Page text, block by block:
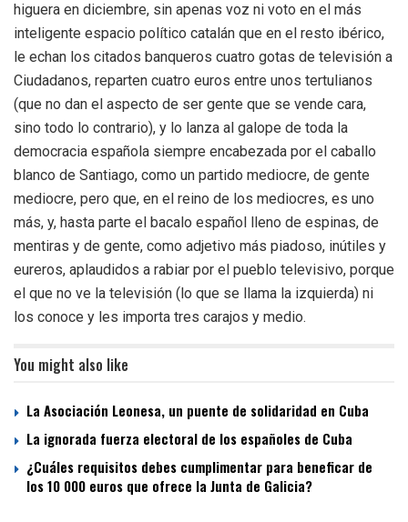
higuera en diciembre, sin apenas voz ni voto en el más
inteligente espacio político catalán que en el resto ibérico,
le echan los citados banqueros cuatro gotas de televisión a
Ciudadanos, reparten cuatro euros entre unos tertulianos
(que no dan el aspecto de ser gente que se vende cara,
sino todo lo contrario), y lo lanza al galope de toda la
democracia española siempre encabezada por el caballo
blanco de Santiago, como un partido mediocre, de gente
mediocre, pero que, en el reino de los mediocres, es uno
más, y, hasta parte el bacalo español lleno de espinas, de
mentiras y de gente, como adjetivo más piadoso, inútiles y
eureros, aplaudidos a rabiar por el pueblo televisivo, porque
el que no ve la televisión (lo que se llama la izquierda) ni
los conoce y les importa tres carajos y medio.
You might also like
La Asociación Leonesa, un puente de solidaridad en Cuba
La ignorada fuerza electoral de los españoles de Cuba
¿Cuáles requisitos debes cumplimentar para beneficar de
los 10 000 euros que ofrece la Junta de Galicia?